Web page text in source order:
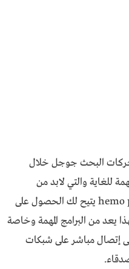
البحث جوجل خلال
للغاية والتي لابد من
تحميلها على هاتفك، لأن تطبيق hemo plus يتيح لك الحصول على
يعد من البرامج المهمة وخاصة
إتصال مباشر على شبكات